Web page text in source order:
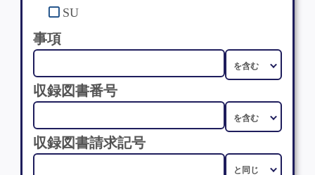
SU
事項
収録図書番号
収録図書請求記号